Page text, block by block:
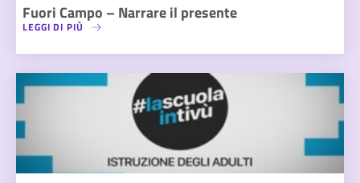
Fuori Campo – Narrare il presente
LEGGI DI PIÙ